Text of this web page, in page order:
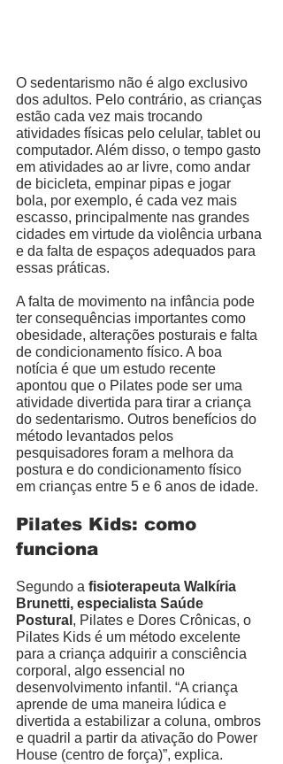
O sedentarismo não é algo exclusivo
dos adultos. Pelo contrário, as crianças
estão cada vez mais trocando
atividades físicas pelo celular, tablet ou
computador. Além disso, o tempo gasto
em atividades ao ar livre, como andar
de bicicleta, empinar pipas e jogar
bola, por exemplo, é cada vez mais
escasso, principalmente nas grandes
cidades em virtude da violência urbana
e da falta de espaços adequados para
essas práticas.
A falta de movimento na infância pode
ter consequências importantes como
obesidade, alterações posturais e falta
de condicionamento físico. A boa
notícia é que um estudo recente
apontou que o Pilates pode ser uma
atividade divertida para tirar a criança
do sedentarismo. Outros benefícios do
método levantados pelos
pesquisadores foram a melhora da
postura e do condicionamento físico
em crianças entre 5 e 6 anos de idade.
Pilates Kids: como
funciona
Segundo a fisioterapeuta Walkíria
Brunetti, especialista Saúde
Postural , Pilates e Dores Crônicas, o
Pilates Kids é um método excelente
para a criança adquirir a consciência
corporal, algo essencial no
desenvolvimento infantil. “A criança
aprende de uma maneira lúdica e
divertida a estabilizar a coluna, ombros
e quadril a partir da ativação do Power
House (centro de força)”, explica.